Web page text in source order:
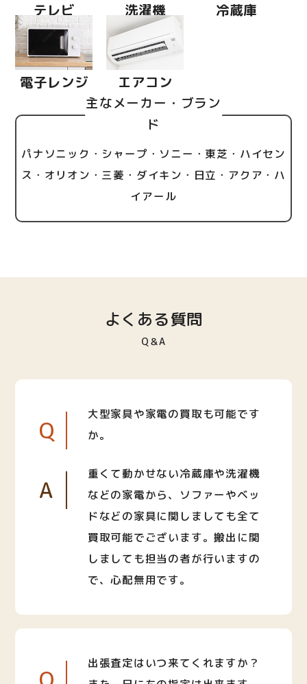
テレビ 洗濯機 冷蔵庫
電子レンジ エアコン
主なメーカー・ブラン
ド
パナソニック・シャープ・ソニー・東芝・ハイセン
ス・オリオン・三菱・ダイキン・日立・アクア・ハ
イアール
よくある質問
Q＆A
Q
大型家具や家電の買取も可能です
か。
A
重くて動かせない冷蔵庫や洗濯機
などの家電から、ソファーやベッ
ドなどの家具に関しましても全て
買取可能でございます。搬出に関
しましても担当の者が行いますの
で、心配無用です。
出張査定はいつ来てくれますか？